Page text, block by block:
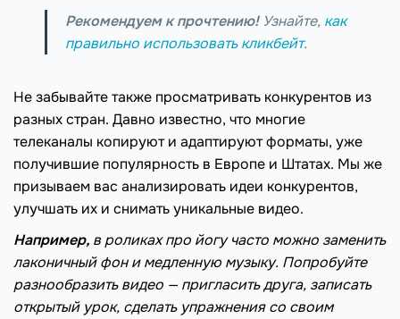
Рекомендуем к прочтению!Узнайте, как
правильно использовать кликбейт.
Не забывайте также просматривать конкурентов из
разных стран. Давно известно, что многие
телеканалы копируют и адаптируют форматы, уже
получившие популярность в Европе и Штатах. Мы же
призываем вас анализировать идеи конкурентов,
улучшать их и снимать уникальные видео.
Например, в роликах про йогу часто можно заменить
лаконичный фон и медленную музыку. Попробуйте
разнообразить видео — пригласить друга, записать
открытый урок, сделать упражнения со своим